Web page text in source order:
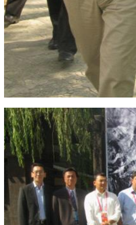
精彩视频
丝路驿站·野马激光秀
繁